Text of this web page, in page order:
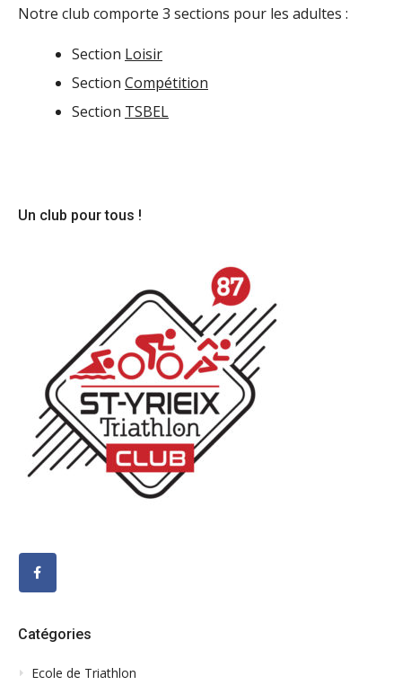
Notre club comporte 3 sections pour les adultes :
Section Loisir
Section Compétition
Section TSBEL
Un club pour tous !
Catégories
Ecole de Triathlon